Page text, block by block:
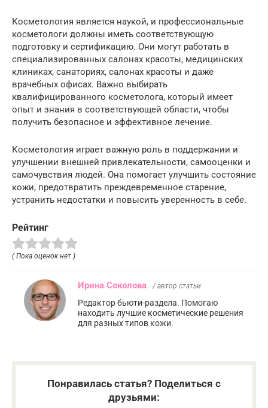
Косметология является наукой, и профессиональные
косметологи должны иметь соответствующую
подготовку и сертификацию. Они могут работать в
специализированных салонах красоты, медицинских
клиниках, санаториях, салонах красоты и даже
врачебных офисах. Важно выбирать
квалифицированного косметолога, который имеет
опыт и знания в соответствующей области, чтобы
получить безопасное и эффективное лечение.
Косметология играет важную роль в поддержании и
улучшении внешней привлекательности, самооценки и
самочувствия людей. Она помогает улучшить состояние
кожи, предотвратить преждевременное старение,
устранить недостатки и повысить уверенность в себе.
Рейтинг
( Пока оценок нет )
Ирина Соколова / автор статьи
Редактор бьюти-раздела. Помогаю
находить лучшие косметические решения
для разных типов кожи.
Понравилась статья? Поделиться с
друзьями: